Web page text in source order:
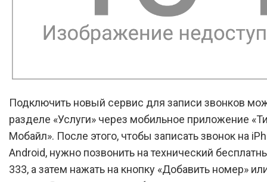
Подключить новый сервис для записи звонков
разделе «Услуги» через мобильное приложение
Мобайл». После этого, чтобы записать звонок на
Android, нужно позвонить на технический
333, а затем нажать на кнопку «Добавить номер»